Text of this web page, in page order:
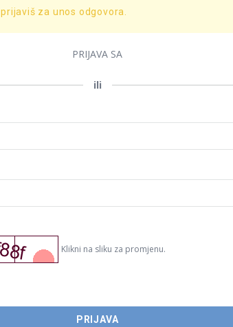
za unos odgovora.
PRIJAVA SA
ili
Klikni na sliku za promjenu.